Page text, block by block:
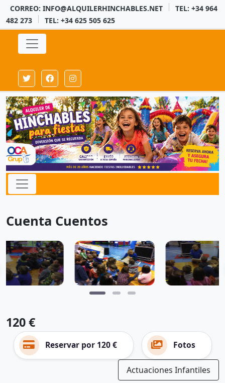
CORREO: INFO@ALQUILERHINCHABLES.NET
TEL: +34 964
482 273
TEL: +34 625 505 625
Cuenta Cuentos
120 €
Reservar por 120 € Fotos
Actuaciones Infantiles